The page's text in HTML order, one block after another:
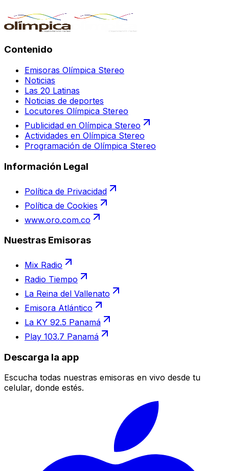
Contenido
Emisoras Olímpica Stereo
Noticias
Las 20 Latinas
Noticias de deportes
Locutores Olímpica Stereo
Publicidad en Olímpica Stereo
Actividades en Olímpica Stereo
Programación de Olímpica Stereo
Información Legal
Política de Privacidad
Política de Cookies
www.oro.com.co
Nuestras Emisoras
Mix Radio
Radio Tiempo
La Reina del Vallenato
Emisora Atlántico
La KY 92.5 Panamá
Play 103.7 Panamá
Descarga la app
Escucha todas nuestras emisoras en vivo desde tu
celular, donde estés.